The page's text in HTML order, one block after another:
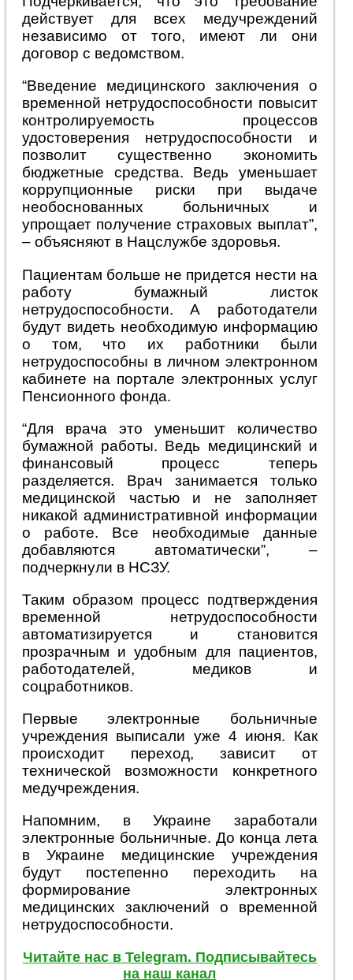
действует для всех медучреждений
независимо от того, имеют ли они
договор с ведомством.
“Введение медицинского заключения о
временной нетрудоспособности повысит
контролируемость процессов
удостоверения нетрудоспособности и
позволит существенно экономить
бюджетные средства. Ведь уменьшает
коррупционные риски при выдаче
необоснованных больничных и
упрощает получение страховых выплат”,
– объясняют в Нацслужбе здоровья.
Пациентам больше не придется нести на
работу бумажный листок
нетрудоспособности. А работодатели
будут видеть необходимую информацию
о том, что их работники были
нетрудоспособны в личном электронном
кабинете на портале электронных услуг
Пенсионного фонда.
“Для врача это уменьшит количество
бумажной работы. Ведь медицинский и
финансовый процесс теперь
разделяется. Врач занимается только
медицинской частью и не заполняет
никакой административной информации
о работе. Все необходимые данные
добавляются автоматически”, –
подчеркнули в НСЗУ.
Таким образом процесс подтверждения
временной нетрудоспособности
автоматизируется и становится
прозрачным и удобным для пациентов,
работодателей, медиков и
соцработников.
Первые электронные больничные
учреждения выписали уже 4 июня. Как
происходит переход, зависит от
технической возможности конкретного
медучреждения.
Напомним, в Украине заработали
электронные больничные. До конца лета
в Украине медицинские учреждения
будут постепенно переходить на
формирование электронных
медицинских заключений о временной
нетрудоспособности.
Читайте нас в Telegram. Подписывайтесь
на наш канал